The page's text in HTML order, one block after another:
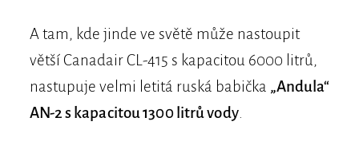
A tam, kde jinde ve světě může nastoupit
větší Canadair CL-415 s kapacitou 6000 litrů,
nastupuje velmi letitá ruská babička „Andula“
AN-2 s kapacitou 1300 litrů vody.